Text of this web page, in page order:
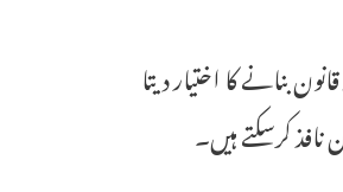
بنانے کا اختیار دیتا
کرسکتے ہیں۔